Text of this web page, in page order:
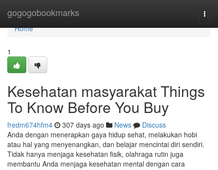
gogogobookmarks
Home
Home
1
Kesehatan masyarakat Things
To Know Before You Buy
fredm674hfm4 307 days ago News
Discuss
Anda dengan menerapkan gaya hidup sehat, melakukan hobi
atau hal yang menyenangkan, dan belajar mencintai diri sendiri.
Tidak hanya menjaga kesehatan fisik, olahraga rutin juga
membantu Anda menjaga kesehatan mental dengan cara